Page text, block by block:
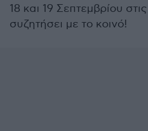
18 και 19 Σεπτεμβρίου
συζητήσει με το κοινό!